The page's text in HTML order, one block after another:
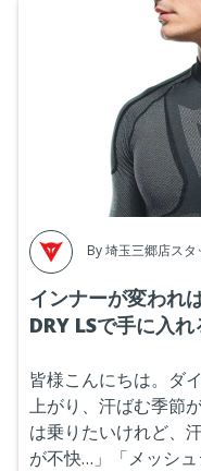
By埼玉三郷店スタ
インナーが変われ
DRY LSで手に入
皆様こんにちは。ダ
上がり、汗ばむ季節
は乗りたいけれど、
が不快…」「メッシ